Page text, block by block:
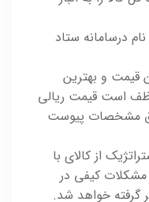
درسامانه ستاد
قیمت و بهترین
است قیمت ریالی
مشخصات پیوست
از کالای با
کیفی در